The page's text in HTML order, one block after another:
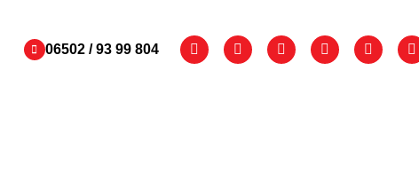
06502 / 93 99 804